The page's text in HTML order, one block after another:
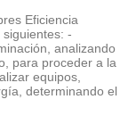
Eficiencia
-
analizando
para proceder a la
equipos,
determinando el